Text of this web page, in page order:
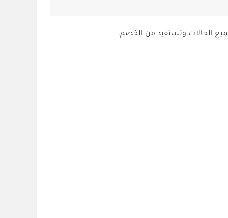
الحالات وتستفيد من الخصم.